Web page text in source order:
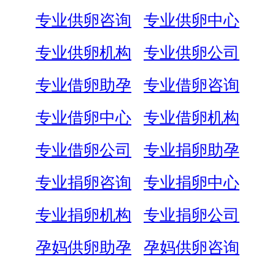
专业供卵咨询
专业供卵中心
专业供卵机构
专业供卵公司
专业借卵助孕
专业借卵咨询
专业借卵中心
专业借卵机构
专业借卵公司
专业捐卵助孕
专业捐卵咨询
专业捐卵中心
专业捐卵机构
专业捐卵公司
孕妈供卵助孕
孕妈供卵咨询